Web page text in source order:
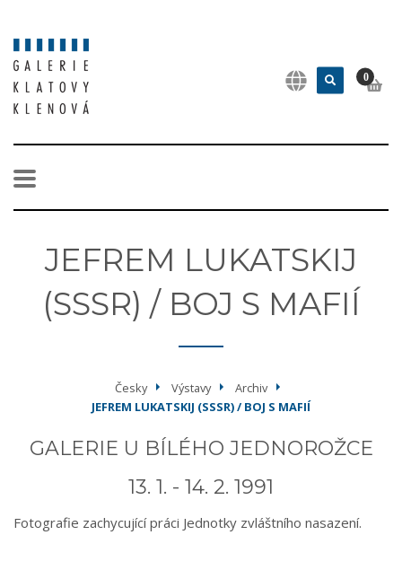
0
JEFREM LUKATSKIJ
(SSSR) / BOJ S MAFIÍ
Česky Výstavy
Archiv
JEFREM LUKATSKIJ (SSSR) / BOJ S MAFIÍ
GALERIE U BÍLÉHO JEDNOROŽCE
13. 1. - 14. 2. 1991
Fotografie zachycující práci Jednotky zvláštního nasazení.